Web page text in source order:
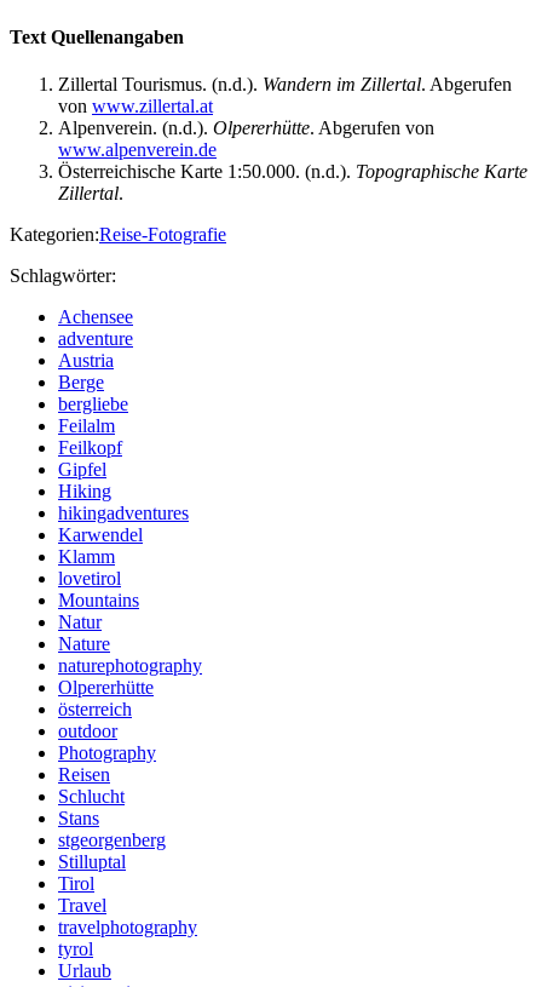
Text Quellenangaben
Zillertal Tourismus. (n.d.). Wandern im Zillertal. Abgerufen
von www.zillertal.at
Alpenverein. (n.d.). Olpererhütte. Abgerufen von
www.alpenverein.de
Österreichische Karte 1:50.000. (n.d.). Topographische Karte
Zillertal.
Kategorien:Reise-Fotografie
Schlagwörter:
Achensee
adventure
Austria
Berge
bergliebe
Feilalm
Feilkopf
Gipfel
Hiking
hikingadventures
Karwendel
Klamm
lovetirol
Mountains
Natur
Nature
naturephotography
Olpererhütte
österreich
outdoor
Photography
Reisen
Schlucht
Stans
stgeorgenberg
Stilluptal
Tirol
Travel
travelphotography
tyrol
Urlaub